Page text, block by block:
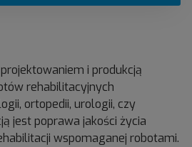
i produkcją
rehabilitacyjnych
ortopedii, urologii, czy
jest poprawa jakości życia
wspomaganej robotami.